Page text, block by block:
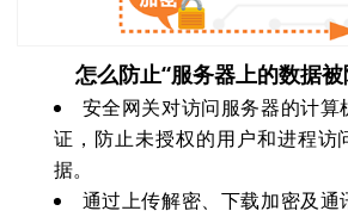
怎么防止“服务器上的数据被
安全网关对访问服务器的计
证，防止未授权的用户和进程访
据。
通过上传解密、下载加密及